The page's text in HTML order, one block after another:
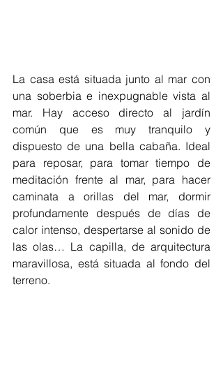
La casa está situada junto al mar con
una soberbia e inexpugnable vista al
mar. Hay acceso directo al jardín
común que es muy tranquilo y
dispuesto de una bella cabaña. Ideal
para reposar, para tomar tiempo de
meditación frente al mar, para hacer
caminata a orillas del mar, dormir
profundamente después de días de
calor intenso, despertarse al sonido de
las olas… La capilla, de arquitectura
maravillosa, está situada al fondo del
terreno.